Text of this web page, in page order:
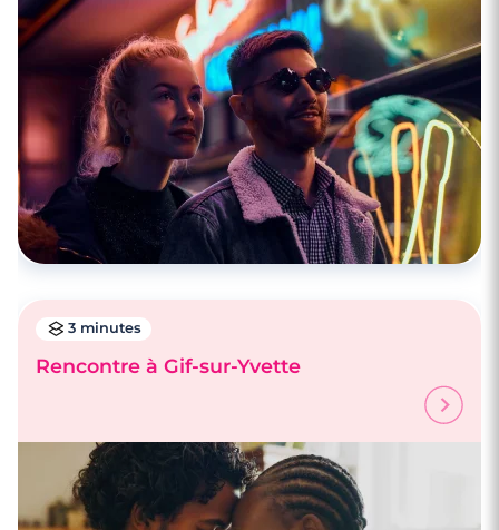
Rencontres célibataires à Corbeil-
Essonnes
3 minutes
Rencontre à Chilly-Mazarin
3 minutes
Rencontre à Gif-sur-Yvette